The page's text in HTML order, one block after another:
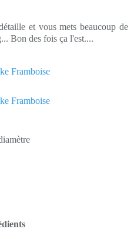
et vous mets beaucoup de
Bon des fois ça l'est....